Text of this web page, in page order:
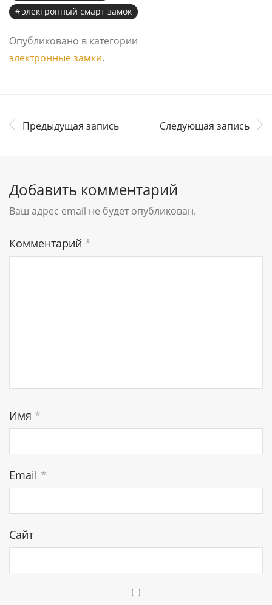
электронный смарт замок
Опубликовано в категории
электронные замки.
Предыдущая запись Следующая запись
Добавить комментарий
Ваш адрес email не будет опубликован.
Комментарий *
Имя *
Email *
Сайт